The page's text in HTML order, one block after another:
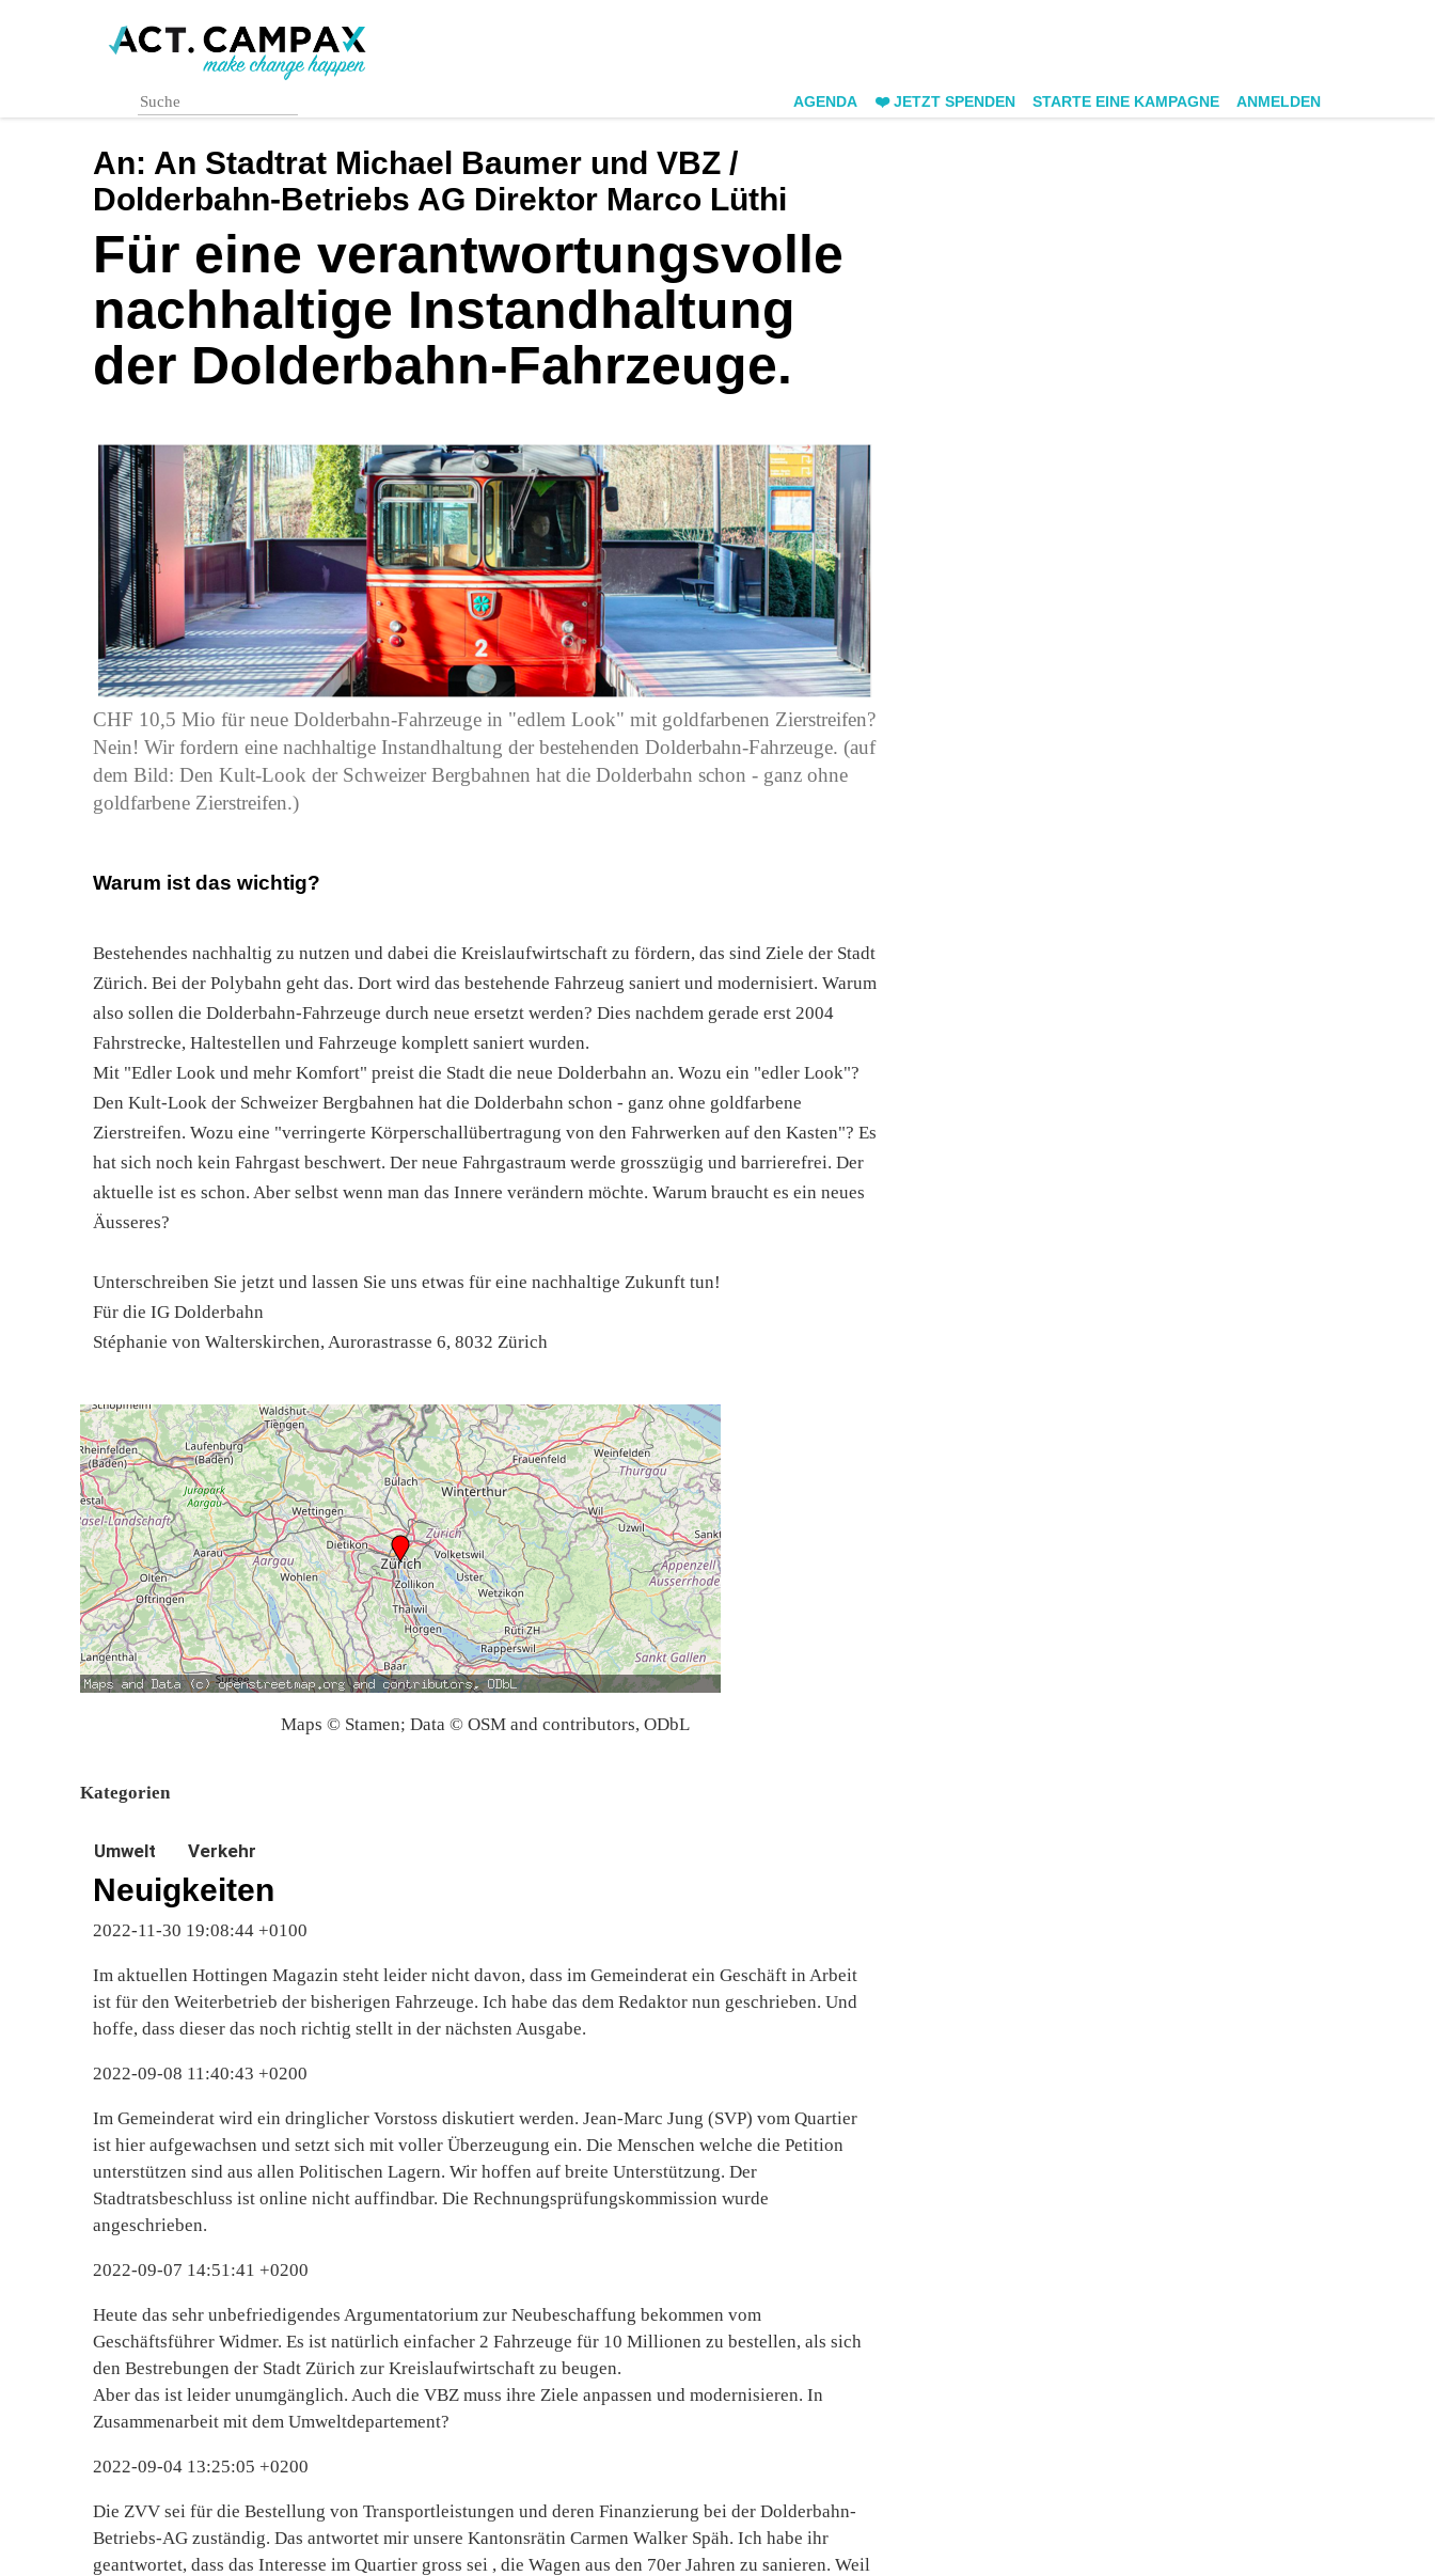
AGENDA ❤️ JETZT SPENDEN STARTE EINE KAMPAGNE ANMELDEN
An: An Stadtrat Michael Baumer und VBZ /
Dolderbahn-Betriebs AG Direktor Marco Lüthi
Für eine verantwortungsvolle
nachhaltige Instandhaltung
der Dolderbahn-Fahrzeuge.
CHF 10,5 Mio für neue Dolderbahn-Fahrzeuge in "edlem Look" mit goldfarbenen Zierstreifen?
Nein! Wir fordern eine nachhaltige Instandhaltung der bestehenden Dolderbahn-Fahrzeuge. (auf
dem Bild: Den Kult-Look der Schweizer Bergbahnen hat die Dolderbahn schon - ganz ohne
goldfarbene Zierstreifen.)
Warum ist das wichtig?
Bestehendes nachhaltig zu nutzen und dabei die Kreislaufwirtschaft zu fördern, das sind Ziele der Stadt
Zürich. Bei der Polybahn geht das. Dort wird das bestehende Fahrzeug saniert und modernisiert. Warum
also sollen die Dolderbahn-Fahrzeuge durch neue ersetzt werden? Dies nachdem gerade erst 2004
Fahrstrecke, Haltestellen und Fahrzeuge komplett saniert wurden.
Mit "Edler Look und mehr Komfort" preist die Stadt die neue Dolderbahn an. Wozu ein "edler Look"?
Den Kult-Look der Schweizer Bergbahnen hat die Dolderbahn schon - ganz ohne goldfarbene
Zierstreifen. Wozu eine "verringerte Körperschallübertragung von den Fahrwerken auf den Kasten"? Es
hat sich noch kein Fahrgast beschwert. Der neue Fahrgastraum werde grosszügig und barrierefrei. Der
aktuelle ist es schon. Aber selbst wenn man das Innere verändern möchte. Warum braucht es ein neues
Äusseres?
Unterschreiben Sie jetzt und lassen Sie uns etwas für eine nachhaltige Zukunft tun!
Für die IG Dolderbahn
Stéphanie von Walterskirchen, Aurorastrasse 6, 8032 Zürich
Maps © Stamen; Data © OSM and contributors, ODbL
Kategorien
Umwelt Verkehr
Neuigkeiten
2022-11-30 19:08:44 +0100
Im aktuellen Hottingen Magazin steht leider nicht davon, dass im Gemeinderat ein Geschäft in Arbeit
ist für den Weiterbetrieb der bisherigen Fahrzeuge. Ich habe das dem Redaktor nun geschrieben. Und
hoffe, dass dieser das noch richtig stellt in der nächsten Ausgabe.
2022-09-08 11:40:43 +0200
Im Gemeinderat wird ein dringlicher Vorstoss diskutiert werden. Jean-Marc Jung (SVP) vom Quartier
ist hier aufgewachsen und setzt sich mit voller Überzeugung ein. Die Menschen welche die Petition
unterstützen sind aus allen Politischen Lagern. Wir hoffen auf breite Unterstützung. Der
Stadtratsbeschluss ist online nicht auffindbar. Die Rechnungsprüfungskommission wurde
angeschrieben.
2022-09-07 14:51:41 +0200
Heute das sehr unbefriedigendes Argumentatorium zur Neubeschaffung bekommen vom
Geschäftsführer Widmer. Es ist natürlich einfacher 2 Fahrzeuge für 10 Millionen zu bestellen, als sich
den Bestrebungen der Stadt Zürich zur Kreislaufwirtschaft zu beugen.
Aber das ist leider unumgänglich. Auch die VBZ muss ihre Ziele anpassen und modernisieren. In
Zusammenarbeit mit dem Umweltdepartement?
2022-09-04 13:25:05 +0200
Die ZVV sei für die Bestellung von Transportleistungen und deren Finanzierung bei der Dolderbahn-
Betriebs-AG zuständig. Das antwortet mir unsere Kantonsrätin Carmen Walker Späh. Ich habe ihr
geantwortet, dass das Interesse im Quartier gross sei , die Wagen aus den 70er Jahren zu sanieren. Weil